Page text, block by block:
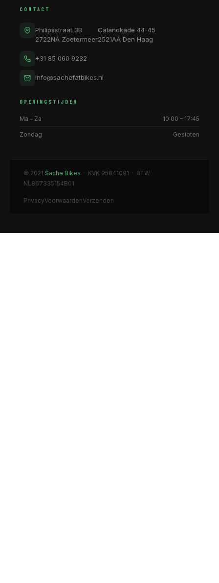
CONTACT
Philipsstraat 3B
2722NA Zoetermeer
Calandkade 44-45
2521AA Den Haag
+31 85 060 9232
info@sachefatbikes.nl
OPENINGSTIJDEN
Ma – Za 10:00 – 17:45
Zondag Gesloten
© 2021 Sache Bikes · KVK 95841091 · BTW
NL867335154B01
PrivacyVoorwaardenVerzenden